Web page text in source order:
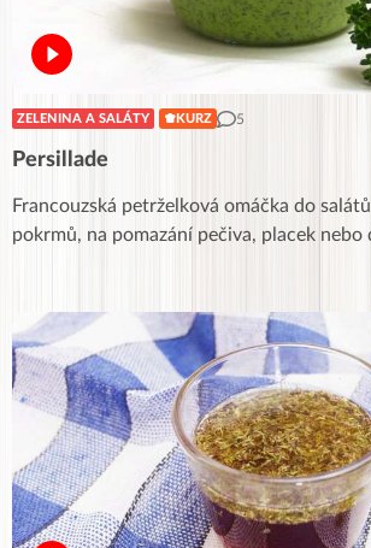
ZELENINA A SALÁTY KURZ 5
Persillade
Francouzská petrželková omáčka do
pokrmů, na pomazání pečiva, placek